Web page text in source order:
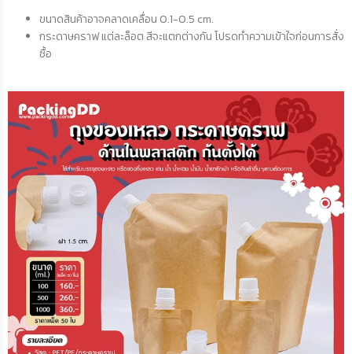
ขนาดสินค้าอาจคลาดเคลื่อน 0.1-0.5 cm.
กระดาษคราฟ แต่ละล็อต สีจะแตกต่างกัน โปรดทำความเข้าใจก่อนการสั่ง
ซื้อ